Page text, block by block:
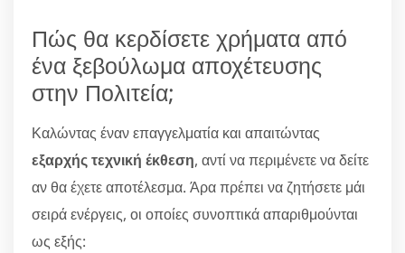
Πώς θα κερδίσετε χρήματα από
ένα ξεβούλωμα αποχέτευσης
στην Πολιτεία;
Καλώντας έναν επαγγελματία και απαιτώντας
εξαρχής τεχνική έκθεση, αντί να περιμένετε να δείτε
αν θα έχετε αποτέλεσμα. Άρα πρέπει να ζητήσετε μάι
σειρά ενέργεις, οι οποίες συνοπτικά απαριθμούνται
ως εξής: